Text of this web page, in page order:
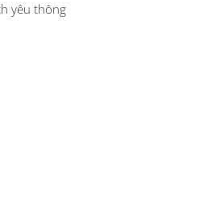
yêu thông